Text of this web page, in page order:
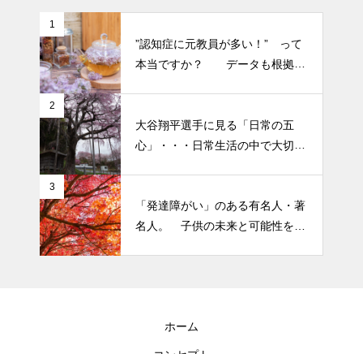
り癖がついてしまって・・・恥
ずかしぃ～ (〃ﾉωﾉ)
「食生活習慣の改善」が今年の
テーマです。
1
”認知症に元教員が多い！” って
本当ですか？ データも根拠も
2
大谷翔平選手に見る「日常の五
心」・・・日常生活の中で大切
3
「発達障がい」のある有名人・著
名人。 子供の未来と可能性を秘
ホーム